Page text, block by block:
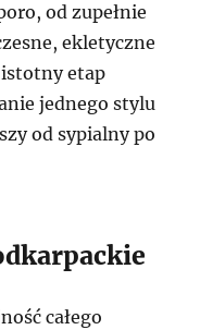
od zupełnie
ekletyczne
istotny etap
jednego stylu
od sypialny po
całego